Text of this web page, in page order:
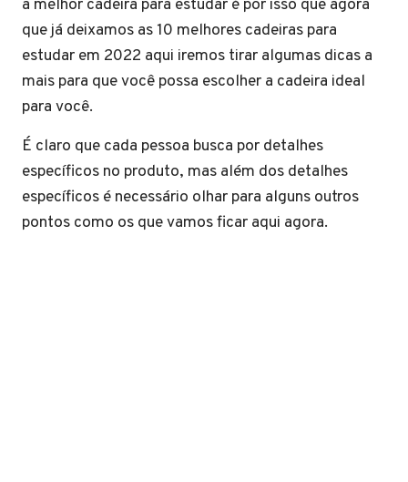
a melhor cadeira para estudar é por isso que agora
que já deixamos as 10 melhores cadeiras para
estudar em 2022 aqui iremos tirar algumas dicas a
mais para que você possa escolher a cadeira ideal
para você.
É claro que cada pessoa busca por detalhes
específicos no produto, mas além dos detalhes
específicos é necessário olhar para alguns outros
pontos como os que vamos ficar aqui agora.